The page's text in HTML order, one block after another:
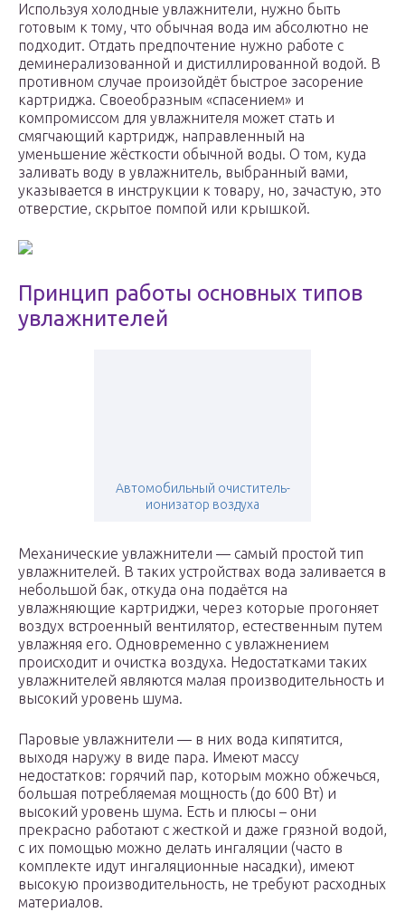
Используя холодные увлажнители, нужно быть
готовым к тому, что обычная вода им абсолютно не
подходит. Отдать предпочтение нужно работе с
деминерализованной и дистиллированной водой. В
противном случае произойдёт быстрое засорение
картриджа. Своеобразным «спасением» и
компромиссом для увлажнителя может стать и
смягчающий картридж, направленный на
уменьшение жёсткости обычной воды. О том, куда
заливать воду в увлажнитель, выбранный вами,
указывается в инструкции к товару, но, зачастую, это
отверстие, скрытое помпой или крышкой.
Принцип работы основных типов
увлажнителей
Автомобильный очиститель-
ионизатор воздуха
Механические увлажнители — самый простой тип
увлажнителей. В таких устройствах вода заливается в
небольшой бак, откуда она подаётся на
увлажняющие картриджи, через которые прогоняет
воздух встроенный вентилятор, естественным путем
увлажняя его. Одновременно с увлажнением
происходит и очистка воздуха. Недостатками таких
увлажнителей являются малая производительность и
высокий уровень шума.
Паровые увлажнители — в них вода кипятится,
выходя наружу в виде пара. Имеют массу
недостатков: горячий пар, которым можно обжечься,
большая потребляемая мощность (до 600 Вт) и
высокий уровень шума. Есть и плюсы – они
прекрасно работают с жесткой и даже грязной водой,
с их помощью можно делать ингаляции (часто в
комплекте идут ингаляционные насадки), имеют
высокую производительность, не требуют расходных
материалов.